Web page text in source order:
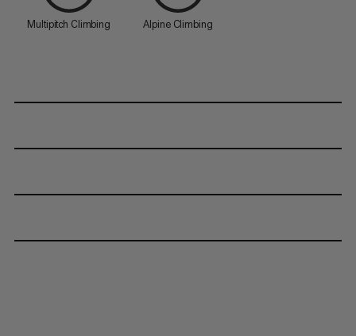
Multipitch Climbing Alpine Climbing